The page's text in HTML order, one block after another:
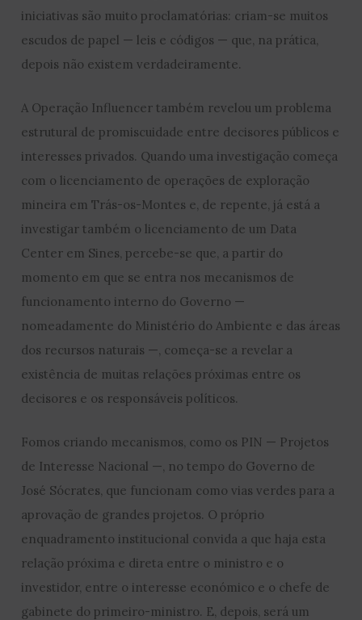
iniciativas são muito proclamatórias: criam-se muitos
escudos de papel — leis e códigos — que, na prática,
depois não existem verdadeiramente.
A Operação Influencer também revelou um problema
estrutural de promiscuidade entre decisores públicos e
interesses privados. Quando uma investigação começa
com o licenciamento de operações de exploração
mineira em Trás-os-Montes e, de repente, já está a
investigar também o licenciamento de um Data
Center em Sines, percebe-se que, a partir do
momento em que se entra nos mecanismos de
funcionamento interno do Governo —
nomeadamente do Ministério do Ambiente e das áreas
dos recursos naturais —, começa-se a revelar a
existência de muitas relações próximas entre os
decisores e os responsáveis políticos.
Fomos criando mecanismos, como os PIN — Projetos
de Interesse Nacional —, no tempo do Governo de
José Sócrates, que funcionam como vias verdes para a
aprovação de grandes projetos. O próprio
enquadramento institucional convida a que haja esta
relação próxima e direta entre o ministro e o
investidor, entre o interesse económico e o chefe de
gabinete do primeiro-ministro. E, depois, será um